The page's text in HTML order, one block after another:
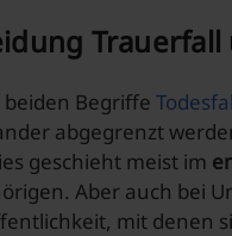
Trauerfall
Begriffe
abgegrenzt
geschieht meist im
Aber auch bei
mit